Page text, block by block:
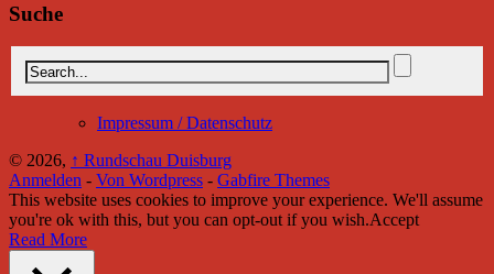
Suche
Impressum / Datenschutz
© 2026, ↑ Rundschau Duisburg
Anmelden - Von Wordpress - Gabfire Themes
This website uses cookies to improve your experience. We'll assume
you're ok with this, but you can opt-out if you wish.Accept
Read More